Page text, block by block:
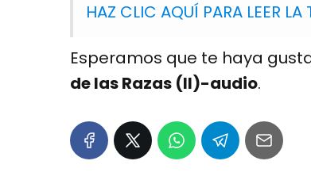
HAZ CLIC AQUÍ PARA LEER
Esperamos que te haya
de las Razas (II)-audio.